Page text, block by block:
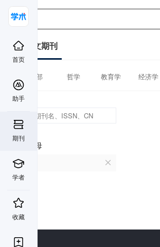
首页
助手
期刊
学者
收藏
中文期刊
全部 哲学 教育学 经济学
首字母
N